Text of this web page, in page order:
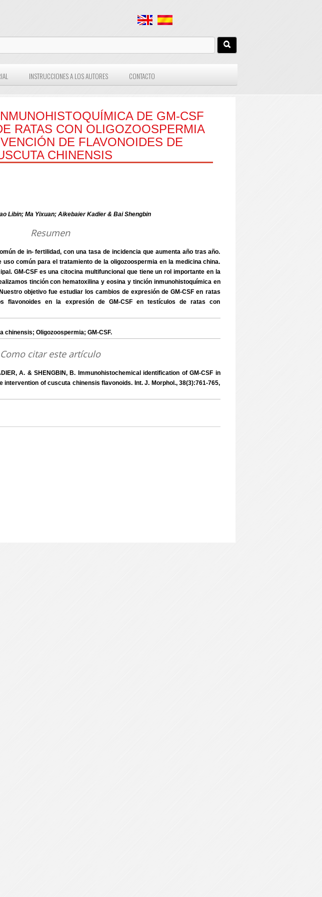
INSTRUCCIONES A LOS AUTORES CONTACTO
DE GM-CSF
RATAS CON OLIGOZOOSPERMIA
DE FLAVONOIDES DE
CHINENSIS
Libin; Ma Yixuan; Aikebaier Kadier & Bai Shengbin
Resumen
de in- fertilidad, con una tasa de incidencia que aumenta año tras año.
común para el tratamiento de la oligozoospermia en la medicina china.
GM-CSF es una citocina multifuncional que tiene un rol importante en la
tinción con hematoxilina y eosina y tinción inmunohistoquímica en
objetivo fue estudiar los cambios de expresión de GM-CSF en ratas
flavonoides en la expresión de GM-CSF en testículos de ratas con
chinensis; Oligozoospermia; GM-CSF.
Como citar este artículo
A. & SHENGBIN, B. Immunohistochemical identification of GM-CSF in
of cuscuta chinensis flavonoids. Int. J. Morphol., 38(3):761-765,